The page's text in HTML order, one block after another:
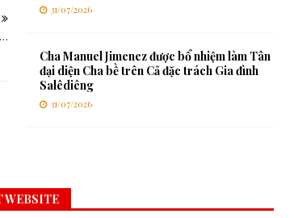
31/07/2026
Cha Manuel Jimenez được bổ nhiệm làm Tân
đại diện Cha bề trên Cả đặc trách Gia đình
Salêdiêng
31/07/2026
WEBSITE